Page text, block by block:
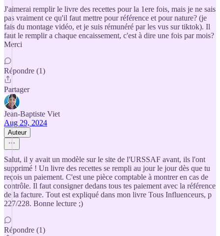
J'aimerai remplir le livre des recettes pour la 1ere fois, mais je ne sais
pas vraiment ce qu'il faut mettre pour référence et pour nature? (je
fais du montage vidéo, et je suis rémunéré par les vus sur tiktok). Il
faut le remplir a chaque encaissement, c'est à dire une fois par mois?
Merci
Répondre (1)
Partager
Jean-Baptiste Viet
Aug 29, 2024
Auteur
Salut, il y avait un modèle sur le site de l'URSSAF avant, ils l'ont
supprimé ! Un livre des recettes se rempli au jour le jour dès que tu
reçois un paiement. C'est une pièce comptable à montrer en cas de
contrôle. Il faut consigner dedans tous tes paiement avec la référence
de la facture. Tout est expliqué dans mon livre Tous Influenceurs, p
227/228. Bonne lecture ;)
Répondre (1)